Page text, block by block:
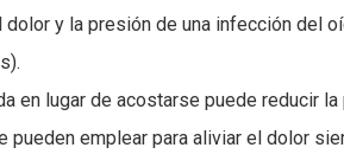
dolor y la presión de una infección del
en lugar de acostarse puede reducir
emplear para aliviar el dolor